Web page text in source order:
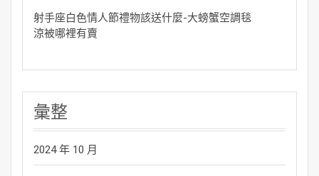
射手座白色情人節禮物該送什麼-大螃蟹空調毯
涼被哪裡有賣
彙整
2024 年 10 月